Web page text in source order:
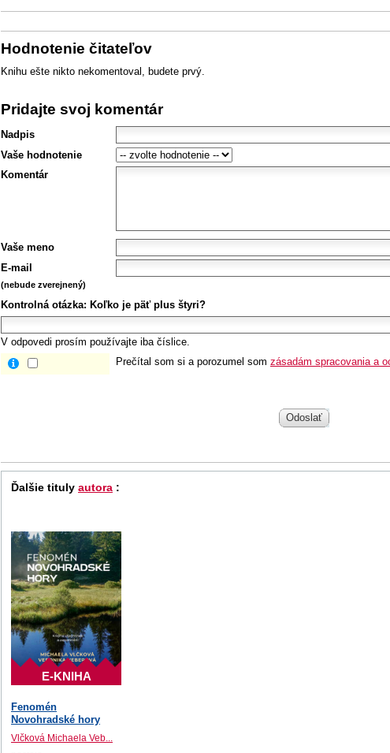
Hodnotenie čitateľov
Knihu ešte nikto nekomentoval, budete prvý.
Pridajte svoj komentár
Nadpis
Vaše hodnotenie
Komentár
Vaše meno
E-mail
(nebude zverejnený)
Kontrolná otázka: Koľko je päť plus štyri?
V odpovedi prosím používajte iba číslice.
Prečítal som si a porozumel som zásadám spracovania a
Odoslať
Ďalšie tituly autora :
E-KNIHA
Fenomén
Novohradské hory
Vlčková Michaela Veb...